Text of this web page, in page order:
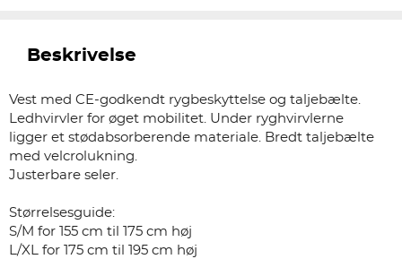
Beskrivelse
Vest med CE-godkendt rygbeskyttelse og taljebælte.
Ledhvirvler for øget mobilitet. Under ryghvirvlerne
ligger et stødabsorberende materiale. Bredt taljebælte
med velcrolukning.
Justerbare seler.
Størrelsesguide:
S/M for 155 cm til 175 cm høj
L/XL for 175 cm til 195 cm høj